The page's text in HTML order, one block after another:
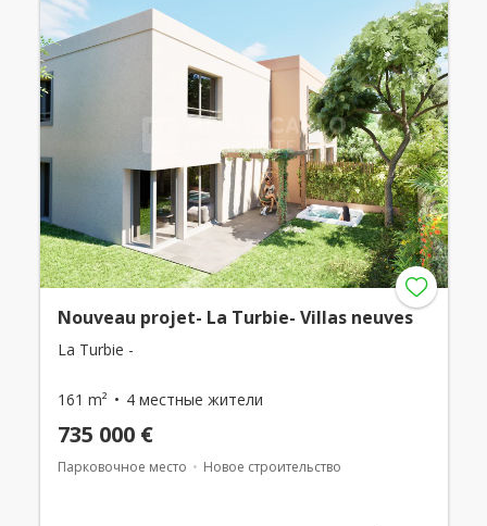
Nouveau projet- La Turbie- Villas neuves
La Turbie -
161 m² 4 местные жители
735 000 €
Парковочное место Новое строительство